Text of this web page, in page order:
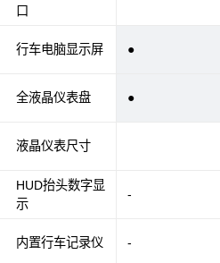
口
行车电脑显示屏
全液晶仪表盘
液晶仪表尺寸
HUD抬头数字显
示
内置行车记录仪
●
●
-
-